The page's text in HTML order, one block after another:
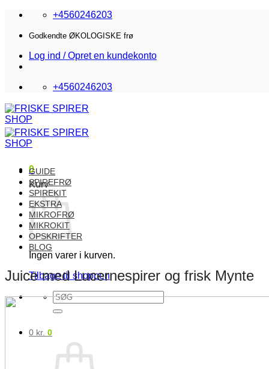
Fortsæt
indhold
+4560246203
Godkendte ØKOLOGISKE frø
Log ind / Opret en kundekonto
+4560246203
0
Kurv
Ingen varer i kurven.
Tilbage til shoppen
Søg
efter:
0 kr. 0
GUIDE
SPIREFRØ
SPIREKIT
EKSTRA
MIKROFRØ
MIKROKIT
OPSKRIFTER
BLOG
Juice med Lucernespirer og frisk Mynte